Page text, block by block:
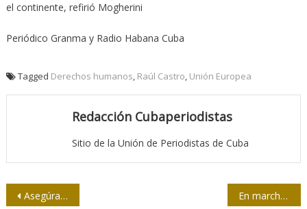
el continente, refirió Mogherini
Periódico Granma y Radio Habana Cuba
Tagged Derechos humanos, Raúl Castro, Unión Europea
Redacción Cubaperiodistas
Sitio de la Unión de Periodistas de Cuba
Navegación
Asegúrate de comprobar el IMEI de tu móvil en 2018 En marcha proceso de consulta a delegados municipales